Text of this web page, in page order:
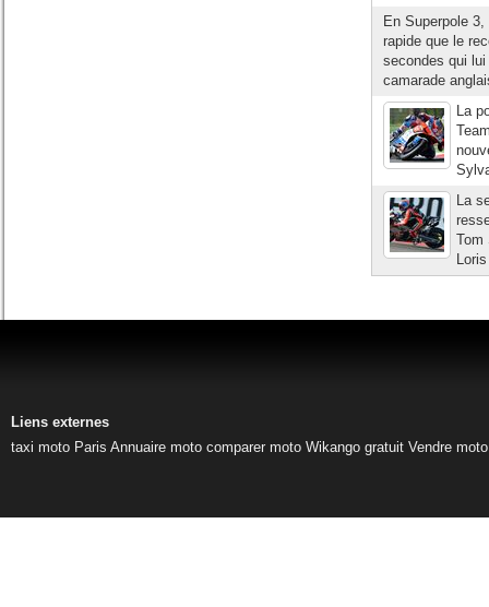
En Superpole
rapide que le
secondes qui
camarade
La
La
Tom
Liens externes
taxi moto Paris Annuaire moto comparer moto Wikango gratuit Vendre moto